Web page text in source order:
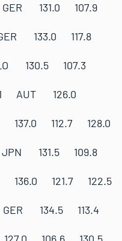
GER 131.0 107.9
133.0 117.8
130.5 107.3
AUT 126.0
137.0 112.7 128.0
JPN 131.5 109.8
136.0 121.7 122.5
GER 134.5 113.4